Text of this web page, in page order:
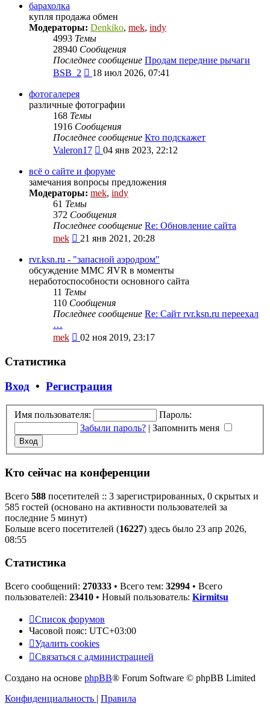
сообщению
барахолка
купля продажа обмен
Модераторы: Denkiko, mek, indy
4993 Темы
28940 Сообщения
Последнее сообщение Продам передние рычаги
BSB_2
Перейти
сообщению
18 июл 2026, 07:41
фотогалерея
различные фотографии
168 Темы
1916 Сообщения
Последнее сообщение Кто подскажет
Valeron17
Перейти
последнему
сообщению
04 янв 2023, 22:12
всё о сайте и форуме
замечания вопросы предложения
Модераторы: mek, indy
61 Темы
372 Сообщения
Последнее сообщение Re: Обновление сайта
mek
Перейти
последнему
сообщению
21 янв 2021, 20:28
rvr.ksn.ru - "запасной аэродром"
обсуждение ММС ЯVR в моменты
неработоспособности основного сайта
11 Темы
110 Сообщения
Последнее сообщение Re: Сайт rvr.ksn.ru переехал
…
mek
Перейти
02 ноя 2019, 23:17
Статистика
Вход • Регистрация
Имя пользователя:
Пароль:
Забыли пароль? | Запомнить меня
Кто сейчас на конференции
Всего 588 посетителей :: 3 зарегистрированных, 0 скрытых и
585 гостей (основано на активности пользователей за
последние 5 минут)
Больше всего посетителей (16227) здесь было 23 апр 2026,
08:55
Статистика
Всего сообщений: 270333 • Всего тем: 32994 • Всего
пользователей: 23410 • Новый пользователь: Kirmitsu
Список форумов
Часовой пояс: UTC+03:00
Удалить cookies
Связаться с администрацией
Создано на основе phpBB® Forum Software © phpBB Limited
Конфиденциальность | Правила